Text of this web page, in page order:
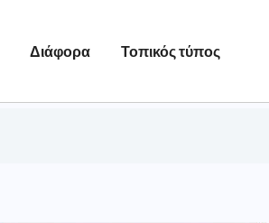
Διάφορα Τοπικός τύπος